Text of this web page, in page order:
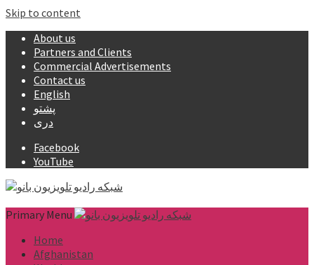
Skip to content
About us
Partners and Clients
Commercial Advertisements
Contact us
English
پشتو
دری
Facebook
YouTube
Primary Menu
Home
Afghanistan